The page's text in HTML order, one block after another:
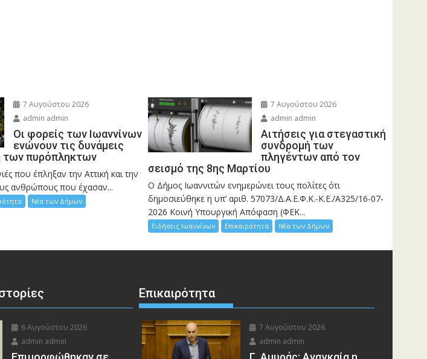
7 Αυγούστου 2026
admin admin
Οι φορείς των Ιωαννίνων
ενώνουν τις δυνάμεις
των πυρόπληκτων
που έπληξαν την Αττική και την
ανθρώπους που έχασαν...
Νέα των Δήμων
7 Αυγούστου 2026
admin admin
Αιτήσεις για στεγαστική
συνδρομή των
πληγέντων από τον
σεισμό της 8ης Μαρτίου
Ο Δήμος Ιωαννιτών ενημερώνει τους πολίτες ότι
δημοσιεύθηκε η υπ’ αριθ. 57073/Δ.Α.Ε.Φ.Κ.-Κ.Ε./Α325/16-07-
2026 Κοινή Υπουργική Απόφαση (ΦΕΚ...
Ειδήσεις Ιωαννίνων Επικαιρότητα Νέα των Δήμων
6 Αυγούστου 2026
admin admin
Επικαιρότητα
7 Αυγούστου 2026
admin admin